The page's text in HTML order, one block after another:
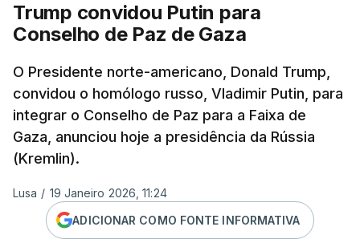
Trump convidou Putin para
Conselho de Paz de Gaza
O Presidente norte-americano, Donald Trump,
convidou o homólogo russo, Vladimir Putin, para
integrar o Conselho de Paz para a Faixa de
Gaza, anunciou hoje a presidência da Rússia
(Kremlin).
Lusa / 19 Janeiro 2026, 11:24
ADICIONAR COMO FONTE INFORMATIVA